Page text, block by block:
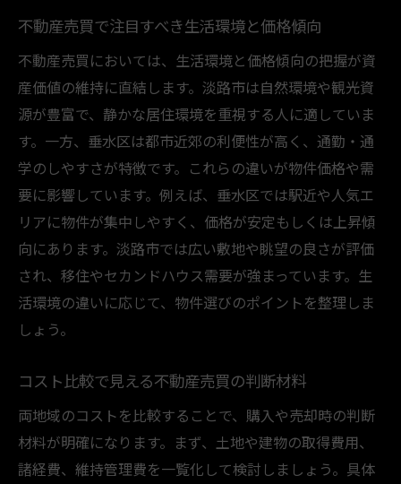
将来の資産価値を想定した不動産売買戦略
市場変動を踏まえた投資判断のポイント
高級住宅地選びに活かせる情報の集め方
高級住宅地選びで失敗しないための基礎知識
不動産売買で失敗しない高級住宅地選びの
コツ
資産価値維持のために押さえたい選定基準
環境や利便性が不動産売買に与える影響
高級住宅地のリサーチ法と現地確認の重要
性
購入前に知っておきたい将来性の見極め方
ント
資産形成につながる不動産売買の判断材料
不動産売買で資産形成を実現する考え方
コストと資産価値のバランスの見極め方
不動産売買で注目すべき生活環境と価格傾向
不動産売買においては、生活環境と価格傾向の把握が資
産価値の維持に直結します。淡路市は自然環境や観光資
源が豊富で、静かな居住環境を重視する人に適していま
す。一方、垂水区は都市近郊の利便性が高く、通勤・通
学のしやすさが特徴です。これらの違いが物件価格や需
要に影響しています。例えば、垂水区では駅近や人気エ
リアに物件が集中しやすく、価格が安定もしくは上昇傾
向にあります。淡路市では広い敷地や眺望の良さが評価
され、移住やセカンドハウス需要が強まっています。生
活環境の違いに応じて、物件選びのポイントを整理しま
しょう。
コスト比較で見える不動産売買の判断材料
両地域のコストを比較することで、購入や売却時の判断
材料が明確になります。まず、土地や建物の取得費用、
諸経費、維持管理費を一覧化して検討しましょう。具体